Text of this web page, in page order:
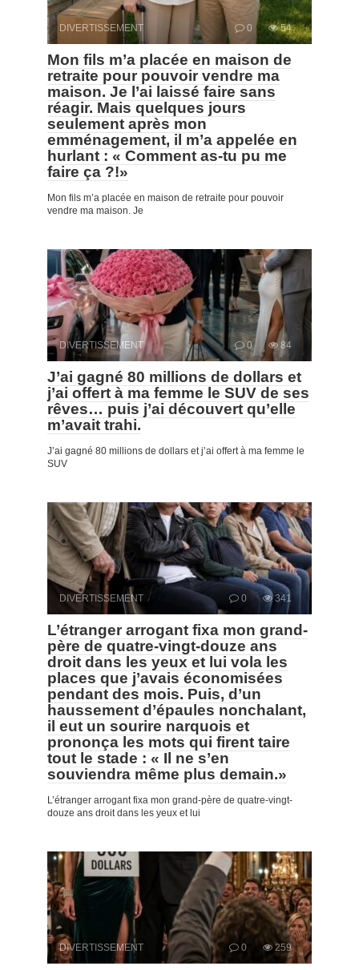
DIVERTISSEMENT 0 54
Mon fils m’a placée en maison de
retraite pour pouvoir vendre ma
maison. Je l’ai laissé faire sans
réagir. Mais quelques jours
seulement après mon
emménagement, il m’a appelée en
hurlant : « Comment as-tu pu me
faire ça ?!»
Mon fils m’a placée en maison de retraite pour pouvoir
vendre ma maison. Je
DIVERTISSEMENT 0 84
J’ai gagné 80 millions de dollars et
j’ai offert à ma femme le SUV de ses
rêves… puis j’ai découvert qu’elle
m’avait trahi.
J’ai gagné 80 millions de dollars et j’ai offert à ma femme le
SUV
DIVERTISSEMENT 0 341
L’étranger arrogant fixa mon grand-
père de quatre-vingt-douze ans
droit dans les yeux et lui vola les
places que j’avais économisées
pendant des mois. Puis, d’un
haussement d’épaules nonchalant,
il eut un sourire narquois et
prononça les mots qui firent taire
tout le stade : « Il ne s’en
souviendra même plus demain.»
L’étranger arrogant fixa mon grand-père de quatre-vingt-
douze ans droit dans les yeux et lui
DIVERTISSEMENT 0 259